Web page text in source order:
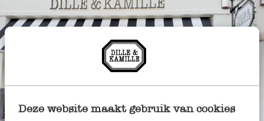
Deze website maakt gebruik van cookies